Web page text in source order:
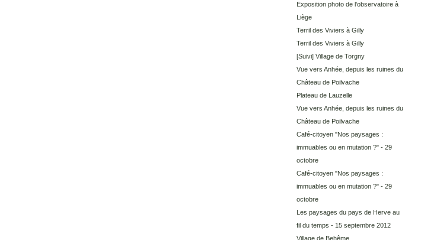
Exposition photo de l'observatoire à
Liège
Terril des Viviers à Gilly
Terril des Viviers à Gilly
[Suivi] Village de Torgny
Vue vers Anhée, depuis les ruines du
Château de Poilvache
Plateau de Lauzelle
Vue vers Anhée, depuis les ruines du
Château de Poilvache
Café-citoyen "Nos paysages :
immuables ou en mutation ?" - 29
octobre
Café-citoyen "Nos paysages :
immuables ou en mutation ?" - 29
octobre
Les paysages du pays de Herve au
fil du temps - 15 septembre 2012
Village de Behême